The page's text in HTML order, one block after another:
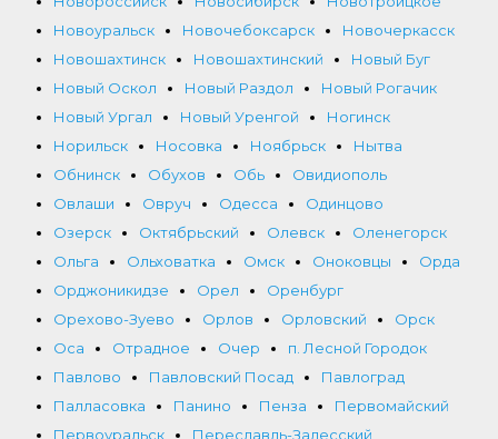
Новоуральск
Новочебоксарск
Новочеркасск
Новошахтинск
Новошахтинский
Новый Буг
Новый Оскол
Новый Раздол
Новый Рогачик
Новый Ургал
Новый Уренгой
Ногинск
Норильск
Носовка Ноябрьск
Нытва
Обнинск
Обухов Обь
Овидиополь
Овлаши
Овруч Одесса
Одинцово
Озерск
Октябрьский Олевск
Оленегорск
Ольга
Ольховатка Омск Оноковцы
Орда
Орджоникидзе
Орел
Оренбург
Орехово-Зуево
Орлов Орловский
Орск
Оса
Отрадное Очер
п. Лесной Городок
Павлово
Павловский Посад
Павлоград
Палласовка
Панино Пенза
Первомайский
Первоуральск
Переславль-Залесский